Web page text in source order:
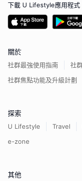
下載 U Lifestyle應用程式
關於
社群最強使用指南
社
社群焦點功能及升級計劃
探索
U Lifestyle Travel
e-zone
其他